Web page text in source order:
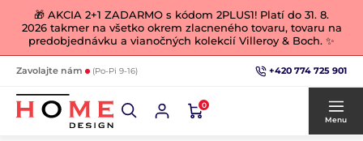
🎁 AKCIA 2+1 ZADARMO s kódom 2PLUS1! Platí do 31. 8.
2026 takmer na všetko okrem zlacneného tovaru, tovaru na
predobjednávku a vianočných kolekcií Villeroy & Boch. ✨
Zavolajte nám (Po-Pi 9-16) +420 774 725 901
0
Menu